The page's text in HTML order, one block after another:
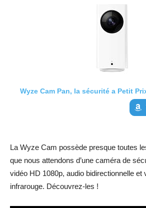
Wyze Cam Pan, la sécurité a Petit
La Wyze Cam possède presque toutes
que nous attendons d’une caméra de
vidéo HD 1080p, audio bidirectionnelle et
infrarouge. Découvrez-les !